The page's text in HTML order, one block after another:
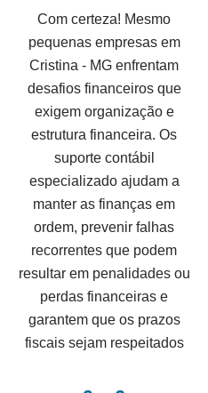
Com certeza! Mesmo
pequenas empresas em
Cristina - MG enfrentam
desafios financeiros que
exigem organização e
estrutura financeira. Os
suporte contábil
especializado ajudam a
manter as finanças em
ordem, prevenir falhas
recorrentes que podem
resultar em penalidades ou
perdas financeiras e
garantem que os prazos
fiscais sejam respeitados